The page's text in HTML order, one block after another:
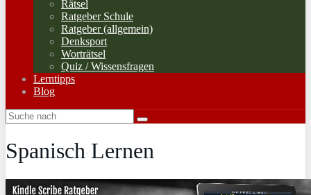
Rätsel
Ratgeber Schule
Ratgeber (allgemein)
Denksport
Worträtsel
Quiz / Wissensfragen
Lerntipps
Blog
Spanisch Lernen